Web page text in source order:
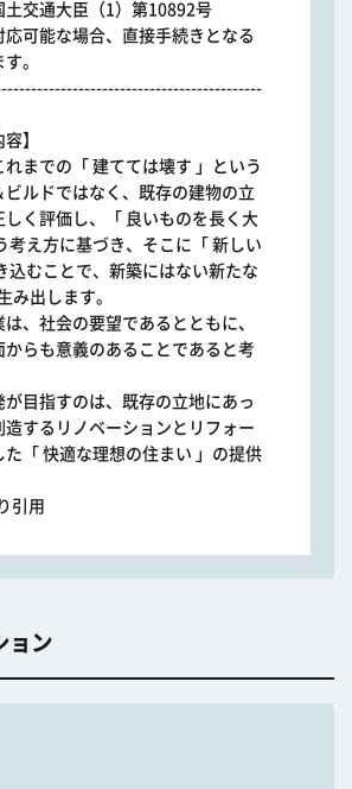
土交通大臣（1）第10892号
可能な場合、直接手続きとなる
。
】
れまでの「 建てては壊す 」という
ビルドではなく、既存の建物の立
しく評価し、「 良いものを長く大
考え方に基づき、そこに「 新しい
込むことで、新築にはない新たな
み出します。
、社会の要望であるとともに、
からも意義のあることであると考
が目指すのは、既存の立地にあっ
造するリノベーションとリフォー
た「 快適な理想の住まい 」の提供
引用
ョン